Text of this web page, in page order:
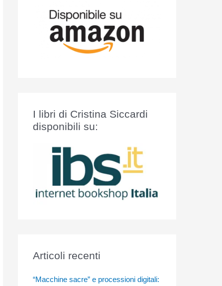
I libri di Cristina Siccardi
disponibili su:
Articoli recenti
“Macchine sacre” e processioni digitali: